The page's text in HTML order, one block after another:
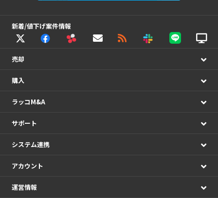
新着/値下げ案件情報
売却
購入
ラッコM&A
サポート
システム連携
アカウント
運営情報